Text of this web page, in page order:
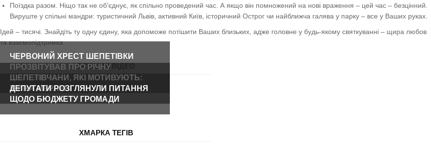
Поїздка разом. Ніщо так не об’єднує, як спільно проведений час. А якщо він помножений на нові враження – цей час – безцінний.
Вируште у спільні мандри: туристичний Львів, активний Київ, історичний Острог чи найближча галява у парку – все у Ваших руках.
Ідей – тисячі. Знайдіть ту одну єдину, яка допоможе потішити Ваших близьких, адже головне у будь-якому святкуванні – щира любов
та взаємопідтримка.
ОСТАННІ ВІДЕО
ЧЕРВОНИЙ ХРЕСТ ШЕПЕТІВКИ
ПРОЗВІТУВАВ ПРО РІЧНУ
ДІЯЛЬНІСТЬ
ШЕПЕТІВЧАНИ, ЯКІ МОТИВУЮТЬ:
ІРИНА МЕРЛЕНІ
ДЕПУТАТИ РОЗГЛЯНУЛИ ПИТАННЯ
ЩОДО БЮДЖЕТУ ГРОМАДИ
ХМАРКА ТЕГІВ